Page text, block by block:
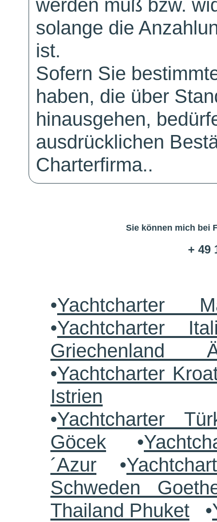
werden muß bzw.
solange die
ist.
Sofern Sie
haben, die über
hinausgehen,
ausdrücklichen
Charterfirma..
Sie können mich bei
+ 49
•Yachtcharter
•Yachtcharter
Griechenland
•Yachtcharter
Istrien
•Yachtcharter
Göcek •
´Azur •
Schweden
Thailand Phuket •